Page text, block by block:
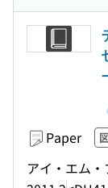
Paper
アイ・エム